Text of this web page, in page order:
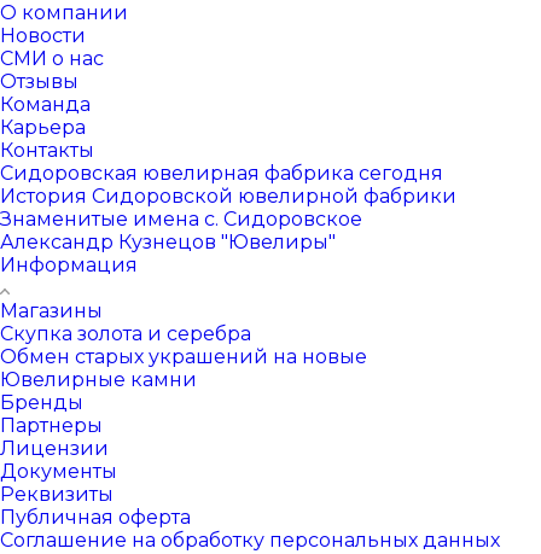
О компании
Новости
СМИ о нас
Отзывы
Команда
Карьера
Контакты
Сидоровская ювелирная фабрика сегодня
История Сидоровской ювелирной фабрики
Знаменитые имена с. Сидоровское
Александр Кузнецов "Ювелиры"
Информация
Магазины
Скупка золота и серебра
Обмен старых украшений на новые
Ювелирные камни
Бренды
Партнеры
Лицензии
Документы
Реквизиты
Публичная оферта
Соглашение на обработку персональных данных